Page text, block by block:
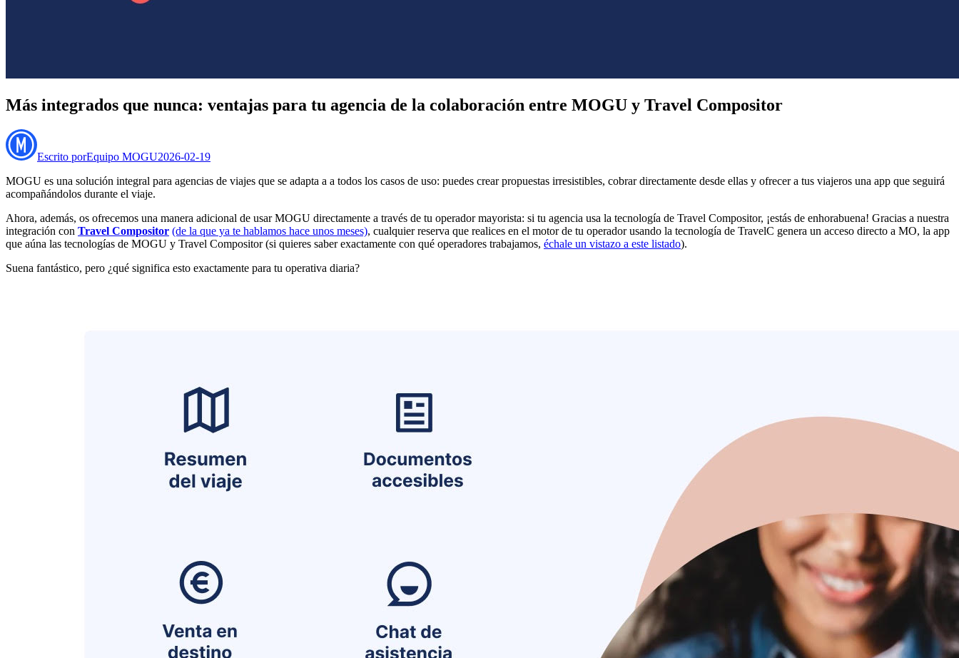
Más integrados que nunca: ventajas para tu agencia de la colaboración entre MOGU y Travel Compositor
Escrito porEquipo MOGU2026-02-19
MOGU es una solución integral para agencias de viajes que se adapta a a todos los casos de uso: puedes crear propuestas irresistibles, cobrar directamente desde ellas y ofrecer a tus viajeros una app que seguirá
acompañándolos durante el viaje.
Ahora, además, os ofrecemos una manera adicional de usar MOGU directamente a través de tu operador mayorista: si tu agencia usa la tecnología de Travel Compositor, ¡estás de enhorabuena! Gracias a nuestra
integración con Travel Compositor (de la que ya te hablamos hace unos meses), cualquier reserva que realices en el motor de tu operador usando la tecnología de TravelC genera un acceso directo a MO, la app
que aúna las tecnologías de MOGU y Travel Compositor (si quieres saber exactamente con qué operadores trabajamos, échale un vistazo a este listado).
Suena fantástico, pero ¿qué significa esto exactamente para tu operativa diaria?